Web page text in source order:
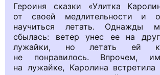
Героиня сказки «Улитка
от своей медлительности и
научиться летать. Однажды
сбылась: ветер унес ее на
лужайки, но летать ей
не понравилось. Впрочем,
на лужайке, Каролина встретила